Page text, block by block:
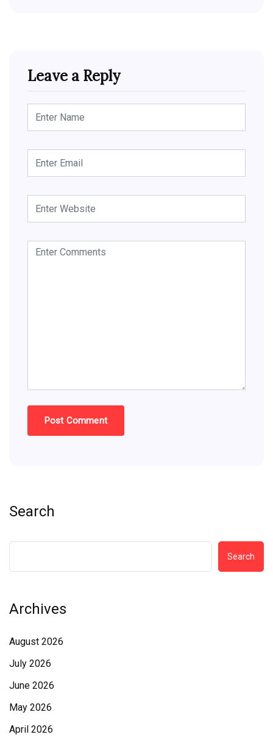
Leave a Reply
Search
Search
Archives
August 2026
July 2026
June 2026
May 2026
April 2026